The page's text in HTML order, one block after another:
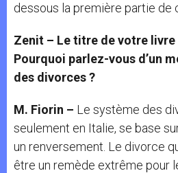
dessous la première partie de
Zenit – Le titre de votre
Pourquoi parlez-vous d’un
des divorces ?
M. Fiorin – Le système des
seulement en Italie, se base
un renversement. Le divorce
être un remède extrême pour